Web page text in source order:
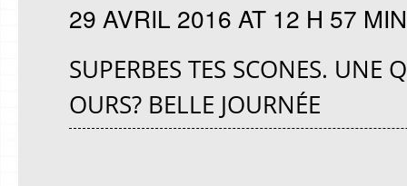
29 AVRIL 2016 AT 12 H 57 MIN
SUPERBES TES SCONES. UNE
OURS? BELLE JOURNÉE